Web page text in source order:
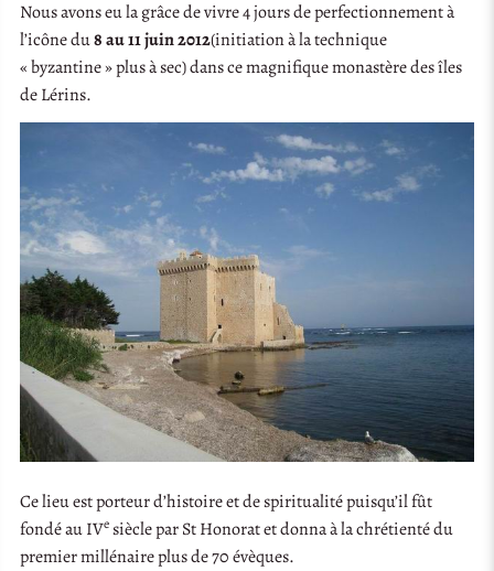
Nous avons eu la grâce de vivre 4 jours de perfectionnement à
l’icône du8 au 11 juin 2012(initiation à la technique
« byzantine » plus à sec) dans ce magnifique monastère des îles
de Lérins.
Ce lieu est porteur d’histoire et de spiritualité puisqu’il fût
fondé au IVesiècle par St Honorat et donna à la chrétienté du
premier millénaire plus de 70 évèques.